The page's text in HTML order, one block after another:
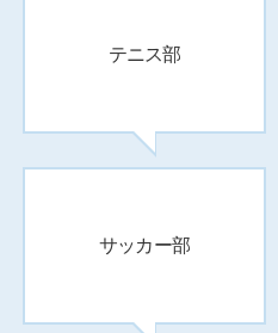
テニス部
サッカー部